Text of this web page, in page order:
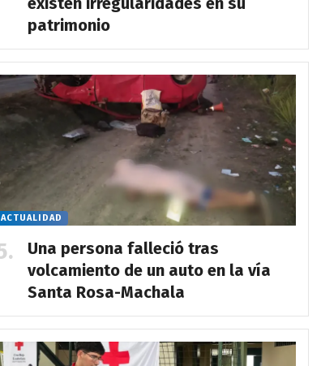
patrimonio
ACTUALIDAD
Una persona falleció tras
volcamiento de un auto en la vía
Santa Rosa-Machala